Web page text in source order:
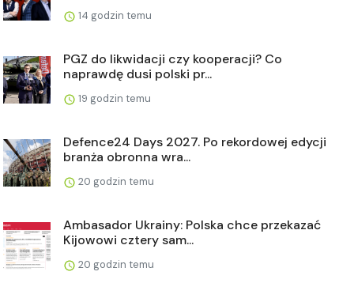
14 godzin temu
PGZ do likwidacji czy kooperacji? Co
naprawdę dusi polski pr...
19 godzin temu
Defence24 Days 2027. Po rekordowej edycji
branża obronna wra...
20 godzin temu
Ambasador Ukrainy: Polska chce przekazać
Kijowowi cztery sam...
20 godzin temu